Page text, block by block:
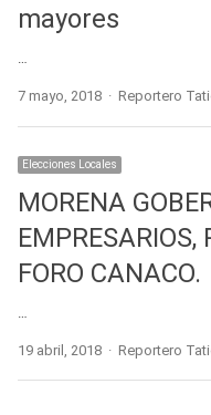
mayores
7 mayo, 2018 Author
Reportero
Elecciones Locales
MORENA
EMPRESARIOS,
FORO CANACO.
19 abril, 2018 Author
Reportero